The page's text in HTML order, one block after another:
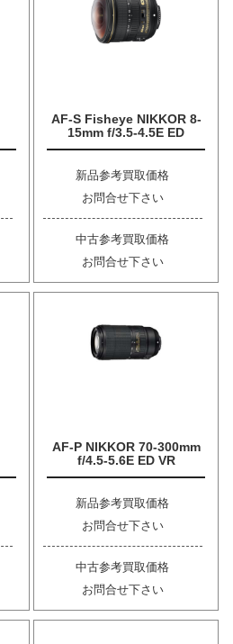
AF-S Fisheye NIKKOR 8-
15mm f/3.5-4.5E ED
新品参考買取価格
お問合せ下さい
中古参考買取価格
お問合せ下さい
AF-P NIKKOR 70-300mm
f/4.5-5.6E ED VR
新品参考買取価格
お問合せ下さい
中古参考買取価格
お問合せ下さい